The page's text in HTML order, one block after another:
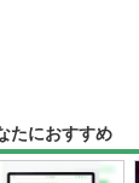
たにおすすめ